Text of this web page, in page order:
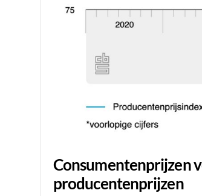
Consumentenprijzen
producentenprijzen